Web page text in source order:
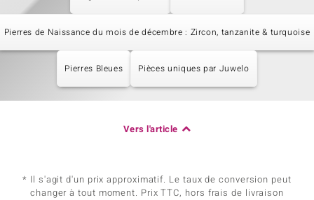
Pierres de Naissance du mois de décembre : Zircon, tanzanite & turquoise
Pierres Bleues Pièces uniques par Juwelo
Vers l'article
* Il s'agit d'un prix approximatif. Le taux de conversion peut
changer à tout moment. Prix TTC, hors frais de livraison